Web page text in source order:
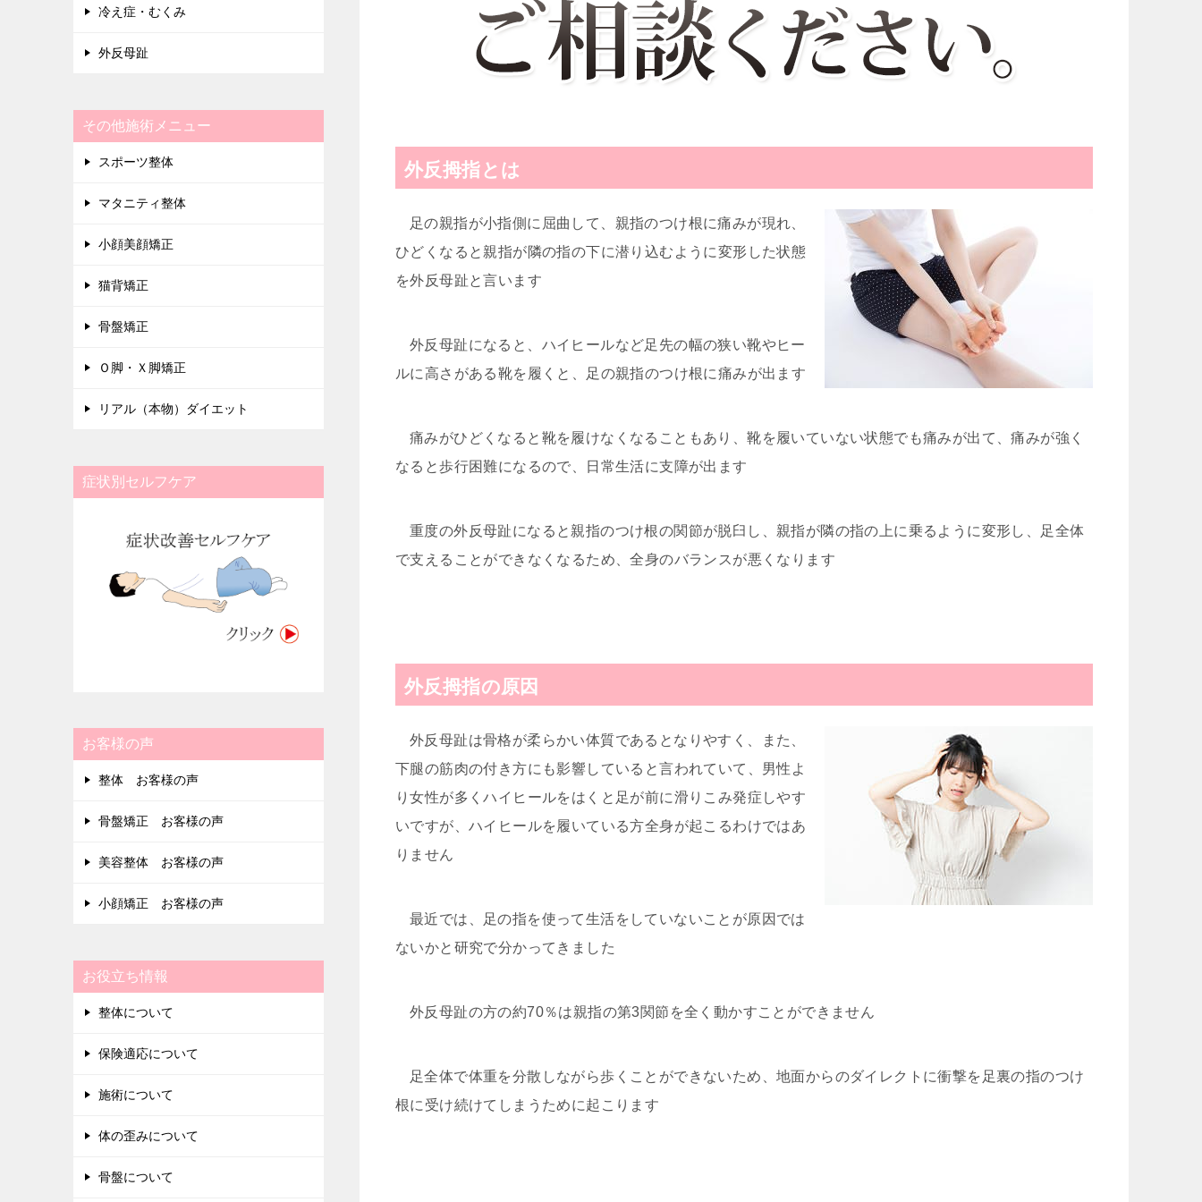
外反拇指とは
足の親指が小指側に屈曲して、親指のつけ根に痛みが現れ、
ひどくなると親指が隣の指の下に潜り込むように変形した状態
を外反母趾と言います
外反母趾になると、ハイヒールなど足先の幅の狭い靴やヒー
ルに高さがある靴を履くと、足の親指のつけ根に痛みが出ます
痛みがひどくなると靴を履けなくなることもあり、靴を履いていない状態でも痛みが出て、痛みが強く
なると歩行困難になるので、日常生活に支障が出ます
重度の外反母趾になると親指のつけ根の関節が脱臼し、親指が隣の指の上に乗るように変形し、足全体
で支えることができなくなるため、全身のバランスが悪くなります
外反拇指の原因
外反母趾は骨格が柔らかい体質であるとなりやすく、また、
下腿の筋肉の付き方にも影響していると言われていて、男性よ
り女性が多くハイヒールをはくと足が前に滑りこみ発症しやす
いですが、ハイヒールを履いている方全身が起こるわけではあ
りません
最近では、足の指を使って生活をしていないことが原因では
ないかと研究で分かってきました
外反母趾の方の約70％は親指の第3関節を全く動かすことができません
足全体で体重を分散しながら歩くことができないため、地面からのダイレクトに衝撃を足裏の指のつけ
根に受け続けてしまうために起こります
冷え症・むくみ
外反母趾
その他施術メニュー
スポーツ整体
マタニティ整体
小顔美顔矯正
猫背矯正
骨盤矯正
Ｏ脚・Ｘ脚矯正
リアル（本物）ダイエット
症状別セルフケア
お客様の声
整体 お客様の声
骨盤矯正 お客様の声
美容整体 お客様の声
小顔矯正 お客様の声
お役立ち情報
整体について
保険適応について
施術について
体の歪みについて
骨盤について